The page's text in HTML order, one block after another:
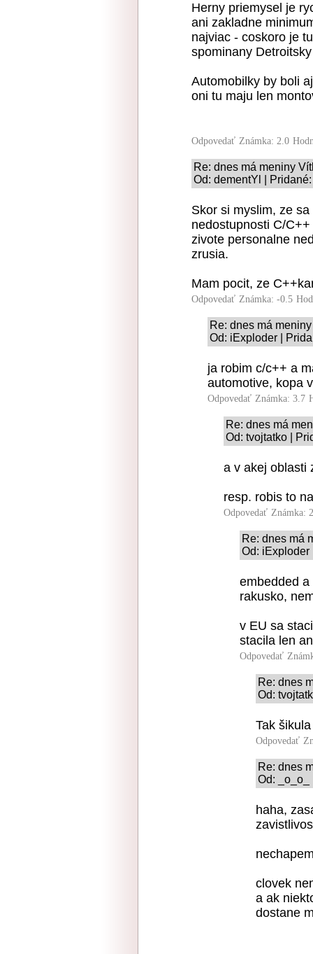
Herny priemysel je
ani zakladne
najviac - coskoro je
spominany
Automobilky by boli
oni tu maju len
Odpovedať Známka: 2.0
Re: dnes má meniny
Od: dementYl |
Skor si myslim, ze
nedostupnosti C/
zivote personalne
zrusia.
Mam pocit, ze
Odpovedať Známka: -0.5
Re: dnes má
Od: iExploder |
ja robim c/c++ a
automotive, kopa
Odpovedať Známka: 3.7
Re: dnes má
Od: tvojtatko |
a v akej oblasti
resp. robis to
Odpovedať Známka:
Re: dnes má
Od: iExploder
embedded
rakusko,
v EU sa
stacila len
Odpovedať
Re: dnes
Od:
Tak
Odpovedať
Re: dnes
Od: _o_o_
haha,
clovek
a ak
dostane